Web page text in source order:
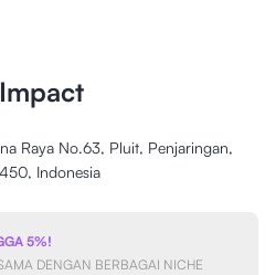
Raya No.63, Pluit, Penjaringan,
Indonesia
5%!
DENGAN BERBAGAI NICHE